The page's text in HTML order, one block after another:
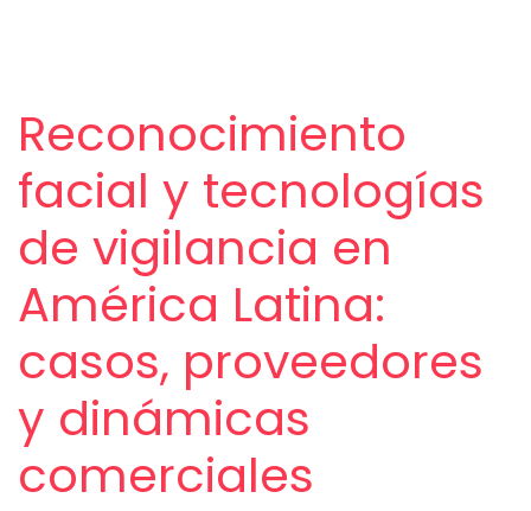
Reconocimiento
facial y tecnologías
de vigilancia en
América Latina:
casos, proveedores
y dinámicas
comerciales